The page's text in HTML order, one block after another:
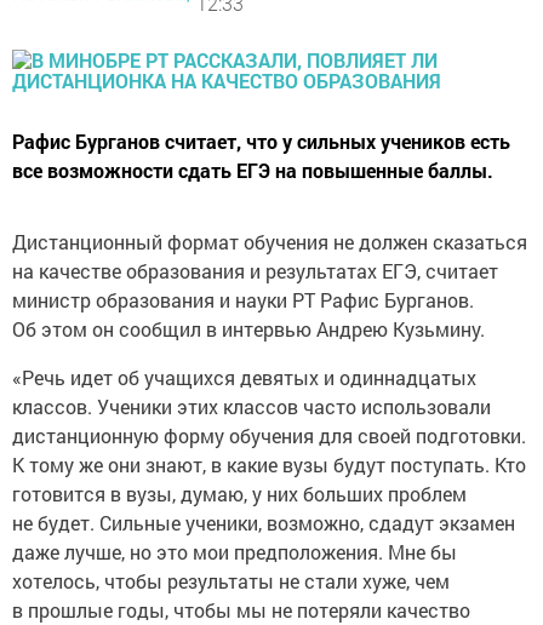
Рафис Бурганов считает, что у сильных учеников есть
все возможности сдать ЕГЭ на повышенные баллы.
Дистанционный формат обучения не должен сказаться
на качестве образования и результатах ЕГЭ, считает
министр образования и науки РТ Рафис Бурганов.
Об этом он сообщил в интервью Андрею Кузьмину.
«Речь идет об учащихся девятых и одиннадцатых
классов. Ученики этих классов часто использовали
дистанционную форму обучения для своей подготовки.
К тому же они знают, в какие вузы будут поступать. Кто
готовится в вузы, думаю, у них больших проблем
не будет. Сильные ученики, возможно, сдадут экзамен
даже лучше, но это мои предположения. Мне бы
хотелось, чтобы результаты не стали хуже, чем
в прошлые годы, чтобы мы не потеряли качество